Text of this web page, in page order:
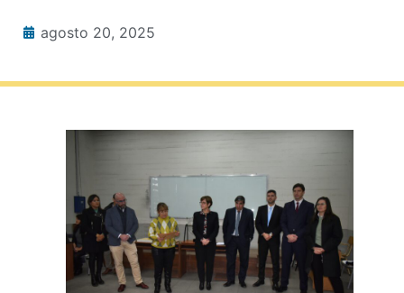
agosto 20, 2025